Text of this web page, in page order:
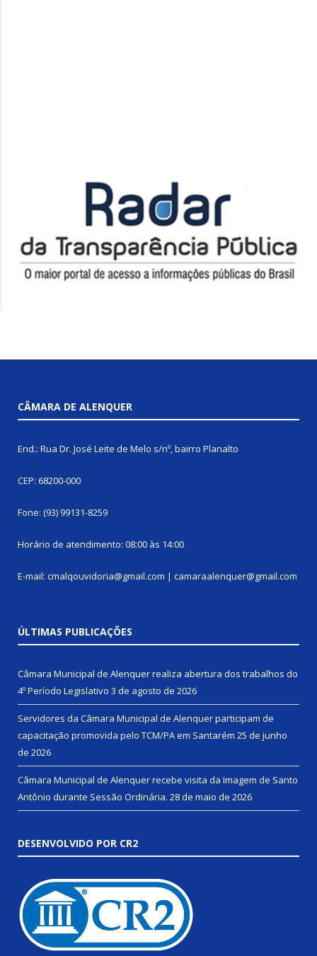
CÂMARA DE ALENQUER
End.: Rua Dr. José Leite de Melo s/nº, bairro Planalto
CEP: 68200-000
Fone: (93) 99131-8259
Horário de atendimento: 08:00 às 14:00
E-mail: cmalqouvidoria@gmail.com | camaraalenquer@gmail.com
ÚLTIMAS PUBLICAÇÕES
Câmara Municipal de Alenquer realiza abertura dos trabalhos do
4º Período Legislativo 3 de agosto de 2026
Servidores da Câmara Municipal de Alenquer participam de
capacitação promovida pelo TCM/PA em Santarém 25 de junho
de 2026
Câmara Municipal de Alenquer recebe visita da Imagem de Santo
Antônio durante Sessão Ordinária. 28 de maio de 2026
DESENVOLVIDO POR CR2